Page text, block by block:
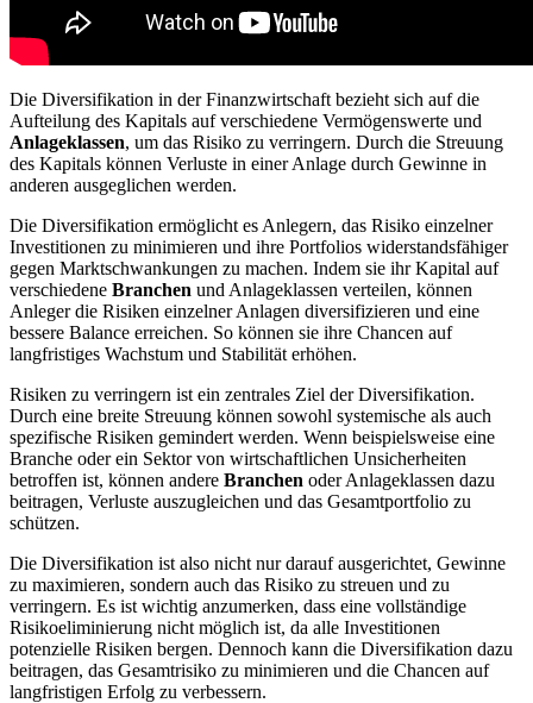
Die Diversifikation in der Finanzwirtschaft bezieht sich auf die
Aufteilung des Kapitals auf verschiedene Vermögenswerte und
Anlageklassen, um das Risiko zu verringern. Durch die Streuung
des Kapitals können Verluste in einer Anlage durch Gewinne in
anderen ausgeglichen werden.
Die Diversifikation ermöglicht es Anlegern, das Risiko einzelner
Investitionen zu minimieren und ihre Portfolios widerstandsfähiger
gegen Marktschwankungen zu machen. Indem sie ihr Kapital auf
verschiedene Branchen und Anlageklassen verteilen, können
Anleger die Risiken einzelner Anlagen diversifizieren und eine
bessere Balance erreichen. So können sie ihre Chancen auf
langfristiges Wachstum und Stabilität erhöhen.
Risiken zu verringern ist ein zentrales Ziel der Diversifikation.
Durch eine breite Streuung können sowohl systemische als auch
spezifische Risiken gemindert werden. Wenn beispielsweise eine
Branche oder ein Sektor von wirtschaftlichen Unsicherheiten
betroffen ist, können andere Branchen oder Anlageklassen dazu
beitragen, Verluste auszugleichen und das Gesamtportfolio zu
schützen.
Die Diversifikation ist also nicht nur darauf ausgerichtet, Gewinne
zu maximieren, sondern auch das Risiko zu streuen und zu
verringern. Es ist wichtig anzumerken, dass eine vollständige
Risikoeliminierung nicht möglich ist, da alle Investitionen
potenzielle Risiken bergen. Dennoch kann die Diversifikation dazu
beitragen, das Gesamtrisiko zu minimieren und die Chancen auf
langfristigen Erfolg zu verbessern.